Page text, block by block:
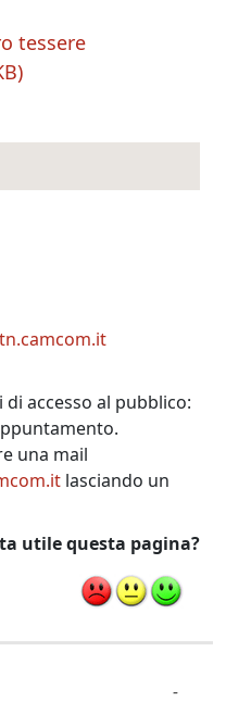
tessere
accesso al pubblico:
una mail
lasciando un
utile questa pagina?
Imprenditore